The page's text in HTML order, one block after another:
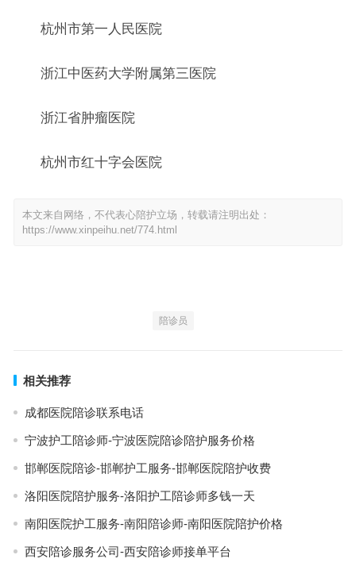
杭州市第一人民医院
浙江中医药大学附属第三医院
浙江省肿瘤医院
杭州市红十字会医院
本文来自网络，不代表心陪护立场，转载请注明出处：
https://www.xinpeihu.net/774.html
陪诊员
相关推荐
成都医院陪诊联系电话
宁波护工陪诊师-宁波医院陪诊陪护服务价格
邯郸医院陪诊-邯郸护工服务-邯郸医院陪护收费
洛阳医院陪护服务-洛阳护工陪诊师多钱一天
南阳医院护工服务-南阳陪诊师-南阳医院陪护价格
西安陪诊服务公司-西安陪诊师接单平台